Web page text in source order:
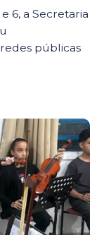
6, a Secretaria
públicas